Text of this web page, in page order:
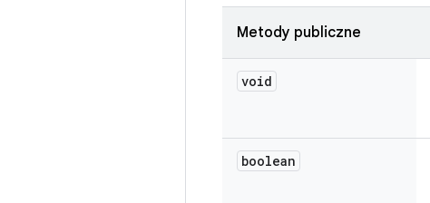
Metody publiczne
void
boolean